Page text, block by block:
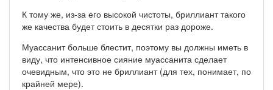
К тому же, из-за его высокой чистоты, бриллиант такого
же качества будет стоить в десятки раз дороже.
Муассанит больше блестит, поэтому вы должны иметь в
виду, что интенсивное сияние муассанита сделает
очевидным, что это не бриллиант (для тех, понимает, по
крайней мере).